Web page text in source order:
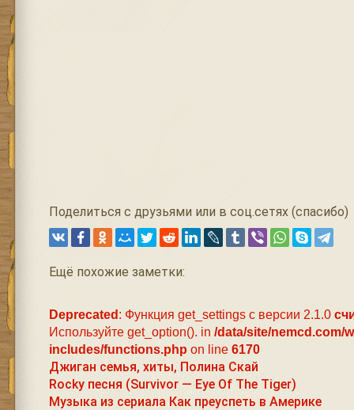
Поделиться с друзьями или в соц.сетях (спасибо)
Ещё похожие заметки:
Deprecated : Функция get_settings с версии 2.1.0
Используйте get_option(). in /data/site/nemcd.com/
includes/functions.php on line 6170
Джиган семья, хиты, Полина Скай
Rocky песня (Survivor — Eye Of The Tiger)
Музыка из сериала Как преуспеть в Америке